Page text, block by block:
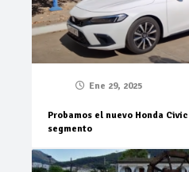
Ene 29, 2025
Probamos el nuevo Honda
segmento